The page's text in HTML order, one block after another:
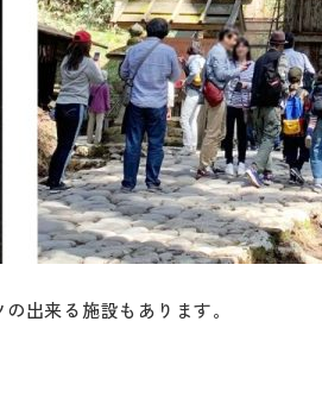
出来る施設もあります。